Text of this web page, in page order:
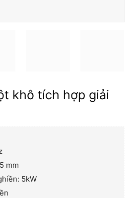
khô tích hợp giải
mm
5kW